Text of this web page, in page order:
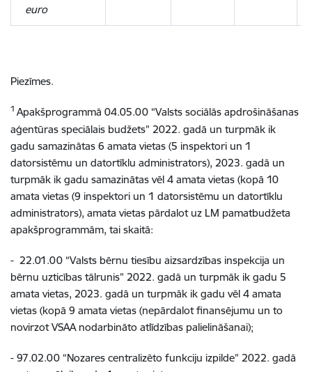
euro
Piezīmes.
1 Apakšprogrammā 04.05.00 “Valsts sociālās apdrošināšanas
aģentūras speciālais budžets” 2022. gadā un turpmāk ik
gadu samazinātas 6 amata vietas (5 inspektori un 1
datorsistēmu un datortīklu administrators), 2023. gadā un
turpmāk ik gadu samazinātas vēl 4 amata vietas (kopā 10
amata vietas (9 inspektori un 1 datorsistēmu un datortīklu
administrators), amata vietas pārdalot uz LM pamatbudžeta
apakšprogrammām, tai skaitā:
- 22.01.00 “Valsts bērnu tiesību aizsardzības inspekcija un
bērnu uzticības tālrunis” 2022. gadā un turpmāk ik gadu 5
amata vietas, 2023. gadā un turpmāk ik gadu vēl 4 amata
vietas (kopā 9 amata vietas (nepārdalot finansējumu un to
novirzot VSAA nodarbināto atlīdzības palielināšanai);
- 97.02.00 “Nozares centralizēto funkciju izpilde” 2022. gadā